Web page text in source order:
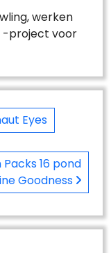
werken
-project voor
Eyes
16 pond
Goodness